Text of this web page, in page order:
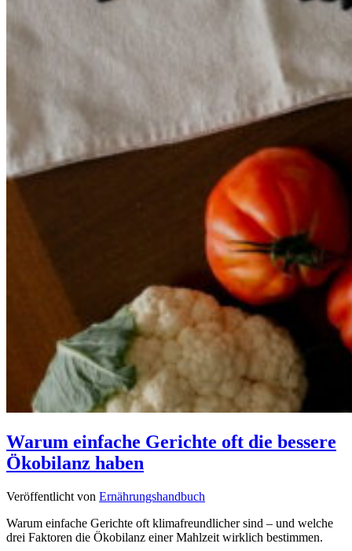
Warum einfache Gerichte oft die bessere
Ökobilanz haben
Veröffentlicht von Ernährungshandbuch
Warum einfache Gerichte oft klimafreundlicher sind – und welche
drei Faktoren die Ökobilanz einer Mahlzeit wirklich bestimmen.